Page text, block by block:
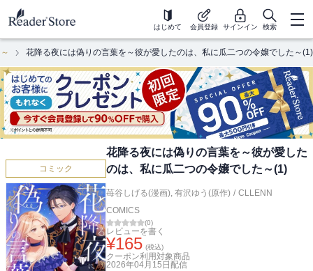
はじめて 会員登録 サインイン 検索
花降る夜には偽りの言葉を～彼が愛したのは、私に瓜二つの令嬢でした～(1)
コミック
花降る夜には偽りの言葉を～彼が愛した
のは、私に瓜二つの令嬢でした～(1)
苺谷しげる(漫画), 有沢ゆう(原作) / CLLENN
COMICS
(0)
レビューを書く
¥165 (税込)
クーポン利用対象商品
2026年04月15日 配信